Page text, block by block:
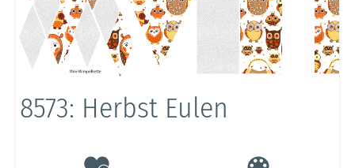
8573: Herbst Eulen